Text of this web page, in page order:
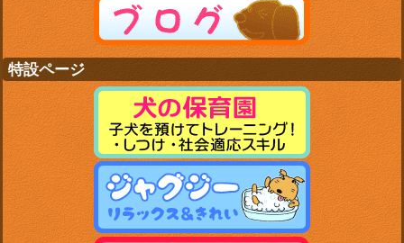
特設ページ